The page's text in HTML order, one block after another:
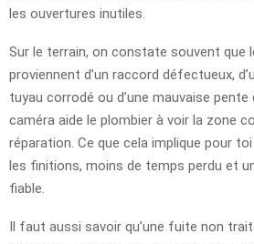
les ouvertures inutiles.
Sur le terrain, on constate souvent que
proviennent d’un raccord défectueux,
tuyau corrodé ou d’une mauvaise pente
caméra aide le plombier à voir la zone
réparation. Ce que cela implique pour
les finitions, moins de temps perdu et
fiable.
Il faut aussi savoir qu’une fuite non